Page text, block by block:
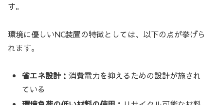
す。
環境に優しいNC装置の特徴としては、以下の点が挙げら
れます。
省エネ設計：消費電力を抑えるための設計が施され
ている